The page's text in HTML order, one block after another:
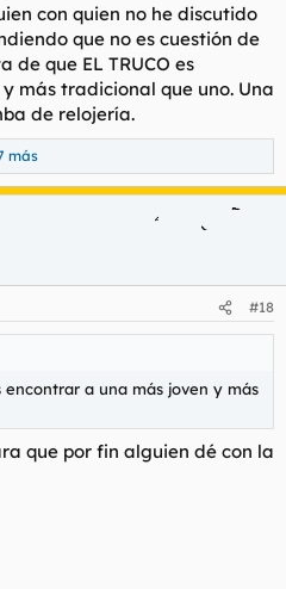
con quien no he discutido
que no es cuestión de
que EL TRUCO es
más tradicional que uno. Una
de relojería.
más
#18
encontrar a una más joven y más
que por fin alguien dé con la